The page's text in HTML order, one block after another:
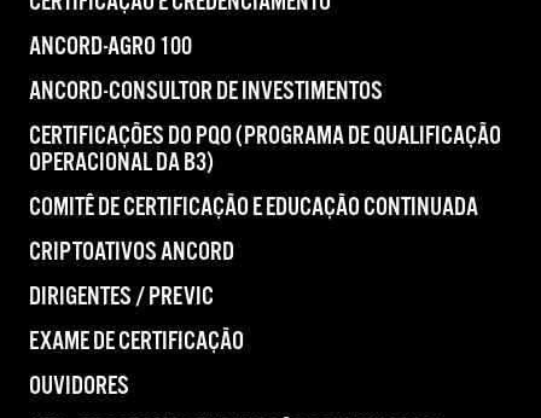
ANCORD-AGRO 100
ANCORD-CONSULTOR DE INVESTIMENTOS
CERTIFICAÇÕES DO PQO (PROGRAMA DE QUALIFICAÇÃO
OPERACIONAL DA B3)
COMITÊ DE CERTIFICAÇÃO E EDUCAÇÃO CONTINUADA
CRIPTOATIVOS ANCORD
DIRIGENTES / PREVIC
EXAME DE CERTIFICAÇÃO
OUVIDORES